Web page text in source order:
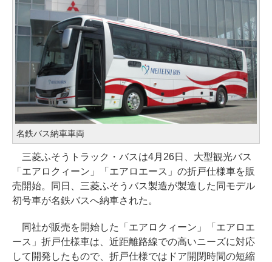
名鉄バス納車車両
三菱ふそうトラック・バスは4月26日、大型観光バス
「エアロクィーン」「エアロエース」の折戸仕様車を販
売開始。同日、三菱ふそうバス製造が製造した同モデル
初号車が名鉄バスへ納車された。
同社が販売を開始した「エアロクィーン」「エアロエ
ース」折戸仕様車は、近距離路線での高いニーズに対応
して開発したもので、折戸仕様ではドア開閉時間の短縮